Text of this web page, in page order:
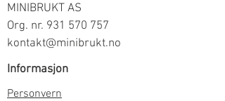
MINIBRUKT AS
Org. nr. 931 570 757
kontakt@minibrukt.no
Informasjon
Personvern